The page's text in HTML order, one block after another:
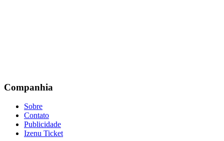
Companhia
Sobre
Contato
Publicidade
Izenu Ticket